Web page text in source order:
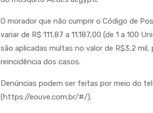
O morador que não cumprir o Código de
variar de R$ 111,87 a 11.187,00 (de 1 a 100
são aplicadas multas no valor de R$3,2
reincidência dos casos.
Denúncias podem ser feitas por meio do
(https://eouve.com.br/#/).